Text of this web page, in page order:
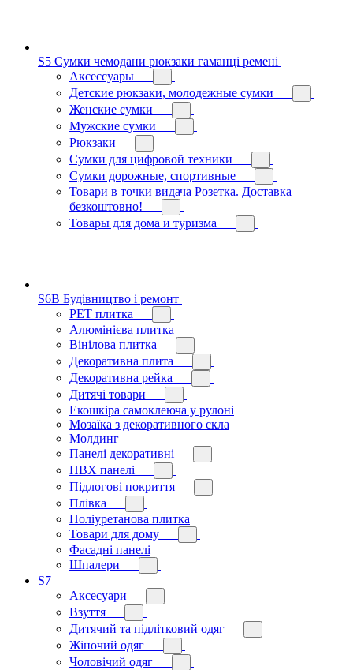
S5 Сумки чемодани рюкзаки гаманці ремені
Аксессуары
Детские рюкзаки, молодежные сумки
Женские сумки
Мужские сумки
Рюкзаки
Сумки для цифровой техники
Сумки дорожные, спортивные
Товари в точки видача Розетка. Доставка
безкоштовно!
Товары для дома и туризма
S6B Будівництво і ремонт
PЕT плитка
Алюмінієва плитка
Вінілова плитка
Декоративна плита
Декоративна рейка
Дитячі товари
Екошкіра самоклеюча у рулоні
Мозаїка з декоративного скла
Молдинг
Панелі декоративні
ПВХ панелі
Підлогові покриття
Плівка
Поліуретанова плитка
Товари для дому
Фасадні панелі
Шпалери
S7
Аксесуари
Взуття
Дитячий та підлітковий одяг
Жіночий одяг
Чоловічий одяг